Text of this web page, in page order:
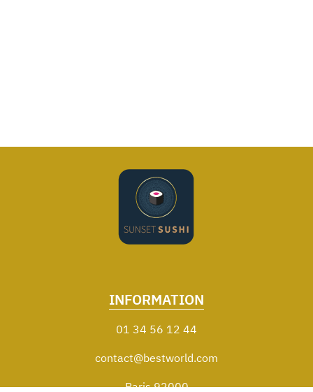
INFORMATION
01 34 56 12 44
contact@bestworld.com
Paris 92000